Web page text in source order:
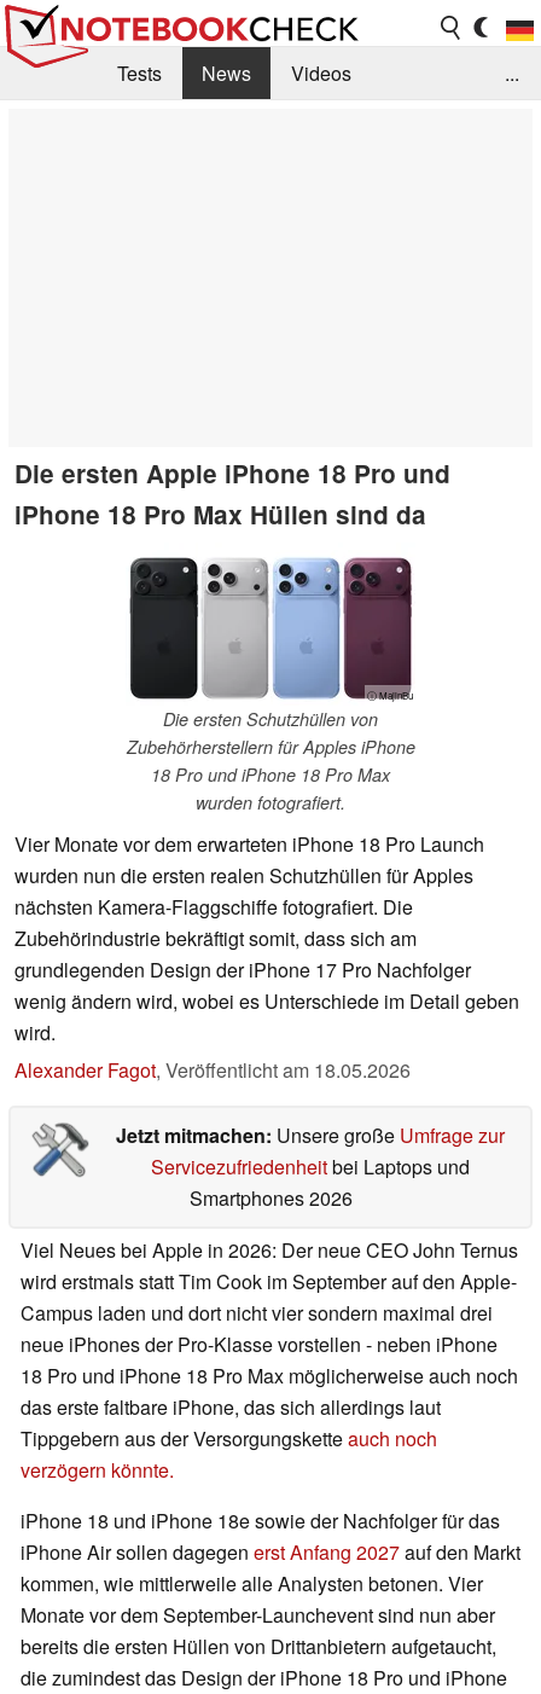
Tests News
Videos
...
Die ersten Apple iPhone 18 Pro und
iPhone 18 Pro Max Hüllen sind da
ⓘ MajinBu
Die ersten Schutzhüllen von
Zubehörherstellern für Apples iPhone
18 Pro und iPhone 18 Pro Max
wurden fotografiert.
Vier Monate vor dem erwarteten iPhone 18 Pro Launch
wurden nun die ersten realen Schutzhüllen für Apples
nächsten Kamera-Flaggschiffe fotografiert. Die
Zubehörindustrie bekräftigt somit, dass sich am
grundlegenden Design der iPhone 17 Pro Nachfolger
wenig ändern wird, wobei es Unterschiede im Detail geben
wird.
Alexander Fagot, Veröffentlicht am 18.05.2026
Jetzt mitmachen: Unsere große Umfrage zur
Servicezufriedenheitbei Laptops und
Smartphones 2026
Viel Neues bei Apple in 2026: Der neue CEO John Ternus
wird erstmals statt Tim Cook im September auf den Apple-
Campus laden und dort nicht vier sondern maximal drei
neue iPhones der Pro-Klasse vorstellen - neben iPhone
18 Pro und iPhone 18 Pro Max möglicherweise auch noch
das erste faltbare iPhone, das sich allerdings laut
Tippgebern aus der Versorgungsketteauch noch
verzögern könnte.
iPhone 18 und iPhone 18e sowie der Nachfolger für das
iPhone Air sollen dagegen erst Anfang 2027auf den Markt
kommen, wie mittlerweile alle Analysten betonen. Vier
Monate vor dem September-Launchevent sind nun aber
bereits die ersten Hüllen von Drittanbietern aufgetaucht,
die zumindest das Design der iPhone 18 Pro und iPhone